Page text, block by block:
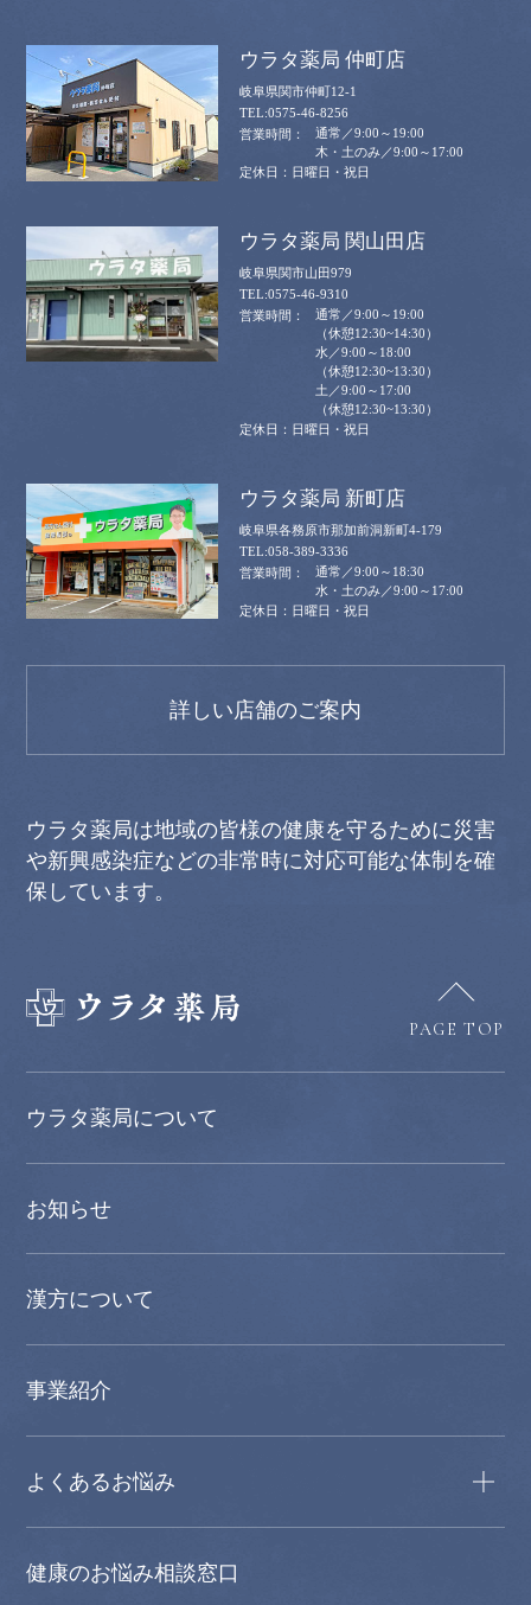
ウラタ薬局 仲町店
岐阜県関市仲町12-1
0575-46-8256
通常／9:00～19:00
木・土のみ／9:00～17:00
日曜日・祝日
ウラタ薬局 関山田店
岐阜県関市山田979
0575-46-9310
通常／9:00～19:00
（休憩12:30~14:30）
水／9:00～18:00
（休憩12:30~13:30）
土／9:00～17:00
（休憩12:30~13:30）
日曜日・祝日
ウラタ薬局 新町店
岐阜県各務原市那加前洞新町4-179
058-389-3336
通常／9:00～18:30
水・土のみ／9:00～17:00
日曜日・祝日
詳しい店舗のご案内
ウラタ薬局は地域の皆様の健康を守るために災害
や新興感染症などの非常時に対応可能な体制を確
保しています。
PAGE TOP
ウラタ薬局について
お知らせ
漢方について
事業紹介
よくあるお悩み
健康のお悩み相談窓口